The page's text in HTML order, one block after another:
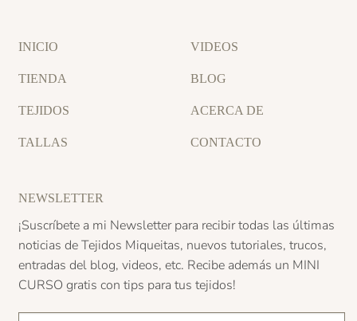
INICIO
TIENDA
TEJIDOS
TALLAS
VIDEOS
BLOG
ACERCA DE
CONTACTO
NEWSLETTER
¡Suscríbete a mi Newsletter para recibir todas las últimas
noticias de Tejidos Miqueitas, nuevos tutoriales, trucos,
entradas del blog, videos, etc. Recibe además un MINI
CURSO gratis con tips para tus tejidos!